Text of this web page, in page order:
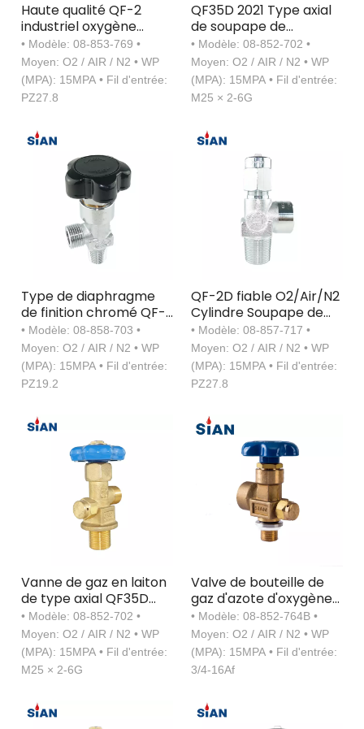
Haute qualité QF-2
industriel oxygène
azote Air sécurité
cylindre clapet Type
vanne de gaz en laiton
• Modèle: 08-853-769 •
Moyen: O2 / AIR / N2 • WP
(MPA): 15MPA • Fil d'entrée:
PZ27.8
QF35D 2021 Type axial
de soupape de
bouteille d'oxygène en
gros
• Modèle: 08-852-702 •
Moyen: O2 / AIR / N2 • WP
(MPA): 15MPA • Fil d'entrée:
M25 × 2-6G
Type de diaphragme
de finition chromé QF-
21A Valve de bouteille
de gaz d'azote d'air
d'oxygène industriel en
laiton
• Modèle: 08-858-703 •
Moyen: O2 / AIR / N2 • WP
(MPA): 15MPA • Fil d'entrée:
PZ19.2
QF-2D fiable O2/Air/N2
Cylindre Soupape de
type à aiguille Soupape
en laiton
• Modèle: 08-857-717 •
Moyen: O2 / AIR / N2 • WP
(MPA): 15MPA • Fil d'entrée:
PZ27.8
Vanne de gaz en laiton
de type axial QF35D
O2/Air/N2 de haute
qualité
• Modèle: 08-852-702 •
Moyen: O2 / AIR / N2 • WP
(MPA): 15MPA • Fil d'entrée:
M25 × 2-6G
Valve de bouteille de
gaz d'azote d'oxygène
en laiton
• Modèle: 08-852-764B •
Moyen: O2 / AIR / N2 • WP
(MPA): 15MPA • Fil d'entrée:
3/4-16Af